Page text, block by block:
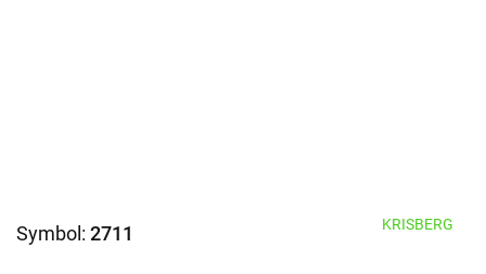
Symbol: 2711 KRISBERG